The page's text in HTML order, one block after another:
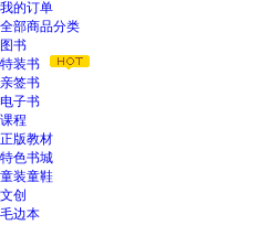
我的订单
全部商品分类
图书
特装书
亲签书
电子书
课程
正版教材
特色书城
童装童鞋
文创
毛边本
面,
按
Ctrl
加
波
浪
键
打
开
导
盲
模